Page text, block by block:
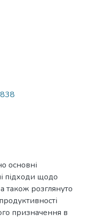
основні
підходи щодо
також розглянуто
призначення в